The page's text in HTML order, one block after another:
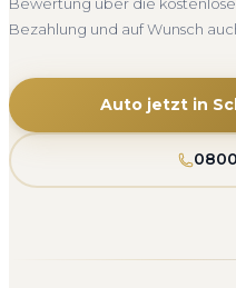
Bezahlung und auf Wunsch
Auto jetzt in